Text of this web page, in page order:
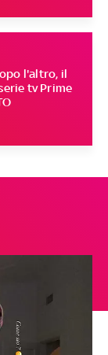
l'altro, il
tv Prime